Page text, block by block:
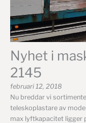
Nyhet i
2145
februari 12, 2018
Nu breddar vi
teleskoplastare av
max lyftkapacitet ligger